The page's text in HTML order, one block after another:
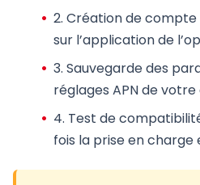
2. Création de compte
sur l’application de
3. Sauvegarde des
réglages APN de
4. Test de
fois la prise en charge